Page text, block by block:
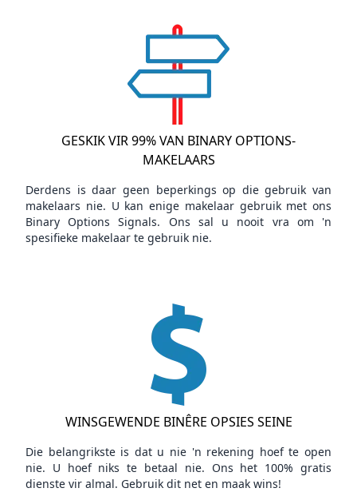
GESKIK VIR 99% VAN BINARY OPTIONS-
MAKELAARS
Derdens is daar geen beperkings op die gebruik van
makelaars nie. U kan enige makelaar gebruik met ons
Binary Options Signals. Ons sal u nooit vra om 'n
spesifieke makelaar te gebruik nie.
WINSGEWENDE BINÊRE OPSIES SEINE
Die belangrikste is dat u nie 'n rekening hoef te open
nie. U hoef niks te betaal nie. Ons het 100% gratis
dienste vir almal. Gebruik dit net en maak wins!